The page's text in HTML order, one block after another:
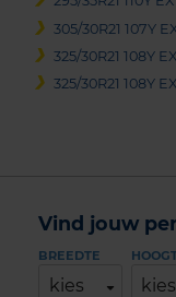
305/30R21 107Y
325/30R21 108Y
325/30R21 108Y
Vind jouw
BREEDTE
kies kies